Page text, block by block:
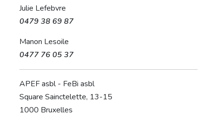
Julie Lefebvre
0479 38 69 87
Manon Lesoile
0477 76 05 37
APEF asbl - FeBi asbl
Square Sainctelette, 13-15
1000 Bruxelles